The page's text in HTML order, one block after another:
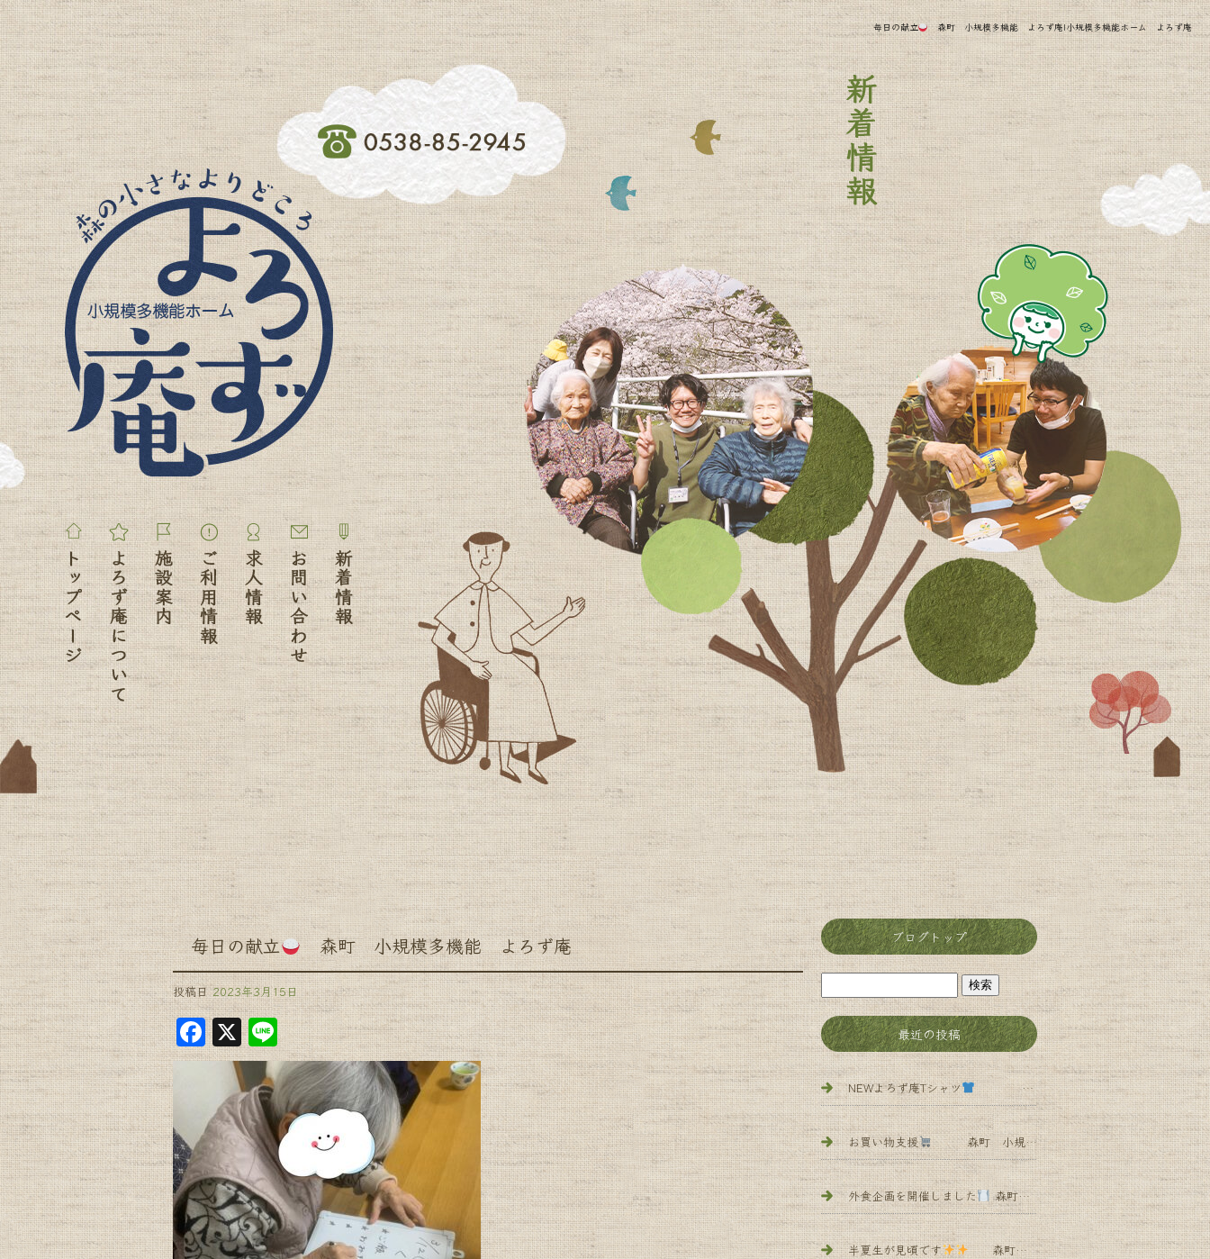
毎日の献立 森町 小規模多機能 よろず庵|小規模多機能ホーム よろず庵
毎日の献立 森町 小規模多機能 よろず庵
投稿日 2023年3月15日
F
a
e
b
o
o
k
X Li
n
e
ブログトップ
最近の投稿
NEWよろず庵Tシャツ 森町 小規模多機能 よろず庵
お買い物支援 森町 小規模多機能 よろず庵
外食企画を開催しました 森町 小規模多 機能 よろず庵
半夏生が見頃です 森町 小規模多機能 よろず庵